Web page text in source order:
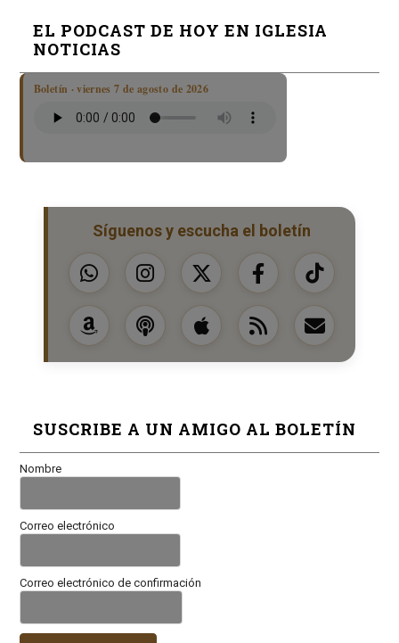
EL PODCAST DE HOY EN IGLESIA
NOTICIAS
Boletín · viernes 7 de agosto de 2026
Síguenos y escucha el boletín
SUSCRIBE A UN AMIGO AL BOLETÍN
Nombre
Correo electrónico
Correo electrónico de confirmación